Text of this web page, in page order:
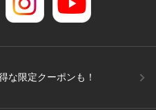
な限定クーポンも！